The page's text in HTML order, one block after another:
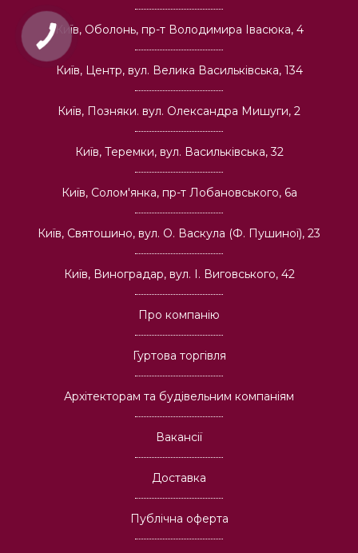
Київ, Оболонь, пр-т Володимира Івасюка, 4
Київ, Центр, вул. Велика Васильківська, 134
Київ, Позняки. вул. Олександра Мишуги, 2
Київ, Теремки, вул. Васильківська, 32
Київ, Солом'янка, пр-т Лобановського, 6а
Київ, Святошино, вул. О. Васкула (Ф. Пушиної), 23
Київ, Виноградар, вул. І. Виговського, 42
Про компанію
Гуртова торгівля
Архітекторам та будівельним компаніям
Вакансії
Доставка
Публічна оферта